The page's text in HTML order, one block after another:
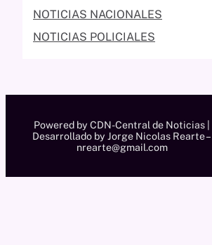
NOTICIAS NACIONALES
NOTICIAS POLICIALES
Powered by CDN-Central de Noticias |
Desarrollado by Jorge Nicolas Rearte –
nrearte@gmail.com